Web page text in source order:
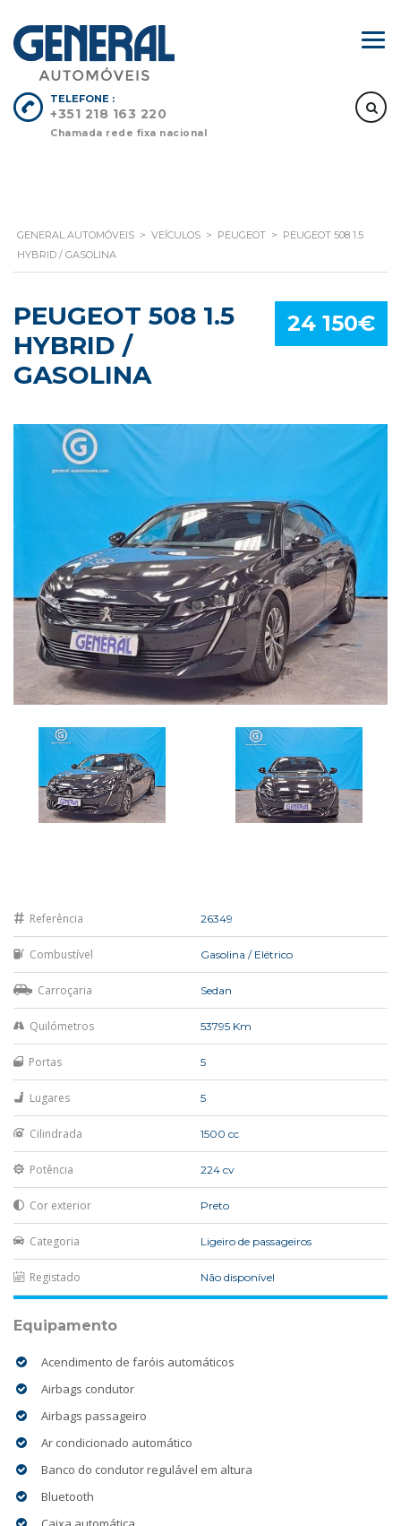
TELEFONE :
+351 218 163 220
Chamada rede fixa nacional
GENERAL AUTOMÓVEIS > VEÍCULOS > PEUGEOT > PEUGEOT 508 1.5
HYBRID / GASOLINA
24 150€
PEUGEOT 508 1.5
HYBRID /
GASOLINA
Referência 26349
Combustível Gasolina / Elétrico
Carroçaria Sedan
Quilómetros 53795 Km
Portas 5
Lugares 5
Cilindrada 1500 cc
Potência 224 cv
Cor exterior Preto
Categoria Ligeiro de passageiros
Registado Não disponível
Equipamento
Acendimento de faróis automáticos
Airbags condutor
Airbags passageiro
Ar condicionado automático
Banco do condutor regulável em altura
Bluetooth